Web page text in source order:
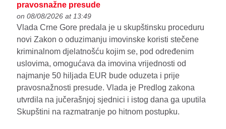
pravosnažne presude
on 08/08/2026 at 13:49
Vlada Crne Gore predala je u skupštinsku proceduru
novi Zakon o oduzimanju imovinske koristi stečene
kriminalnom djelatnošću kojim se, pod određenim
uslovima, omogućava da imovina vrijednosti od
najmanje 50 hiljada EUR bude oduzeta i prije
pravosnažnosti presude. Vlada je Predlog zakona
utvrdila na jučerašnjoj sjednici i istog dana ga uputila
Skupštini na razmatranje po hitnom postupku.